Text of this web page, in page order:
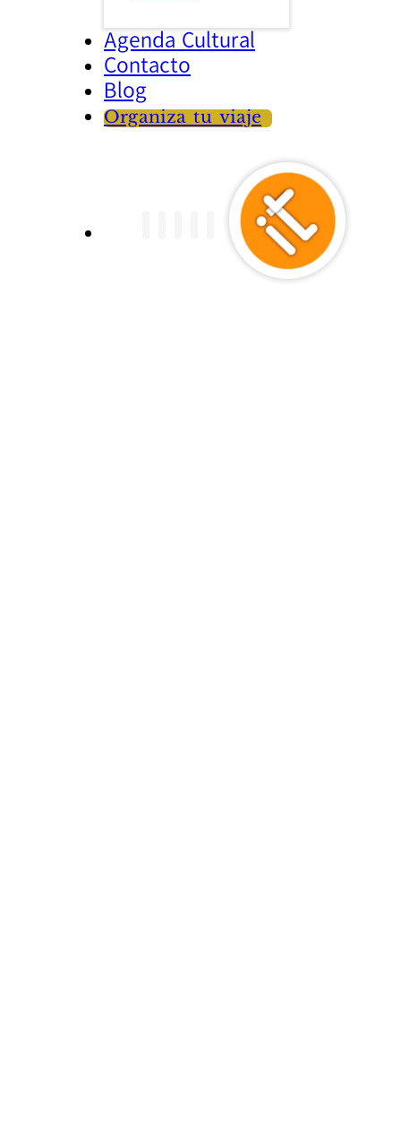
Agenda Cultural
Contacto
Blog
Organiza tu viaje